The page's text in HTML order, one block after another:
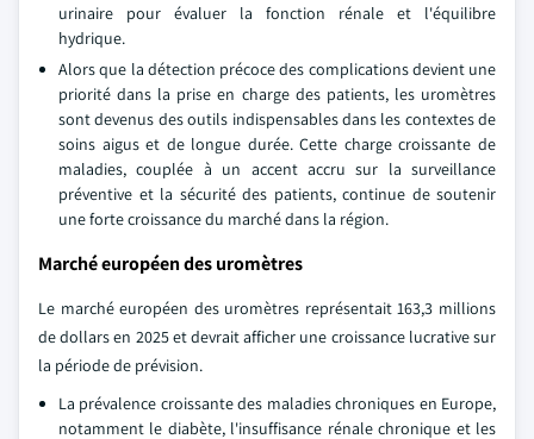
urinaire pour évaluer la fonction rénale et l'équilibre
hydrique.
Alors que la détection précoce des complications devient une
priorité dans la prise en charge des patients, les uromètres
sont devenus des outils indispensables dans les contextes de
soins aigus et de longue durée. Cette charge croissante de
maladies, couplée à un accent accru sur la surveillance
préventive et la sécurité des patients, continue de soutenir
une forte croissance du marché dans la région.
Marché européen des uromètres
Le marché européen des uromètres représentait 163,3 millions
de dollars en 2025 et devrait afficher une croissance lucrative sur
la période de prévision.
La prévalence croissante des maladies chroniques en Europe,
notamment le diabète, l'insuffisance rénale chronique et les